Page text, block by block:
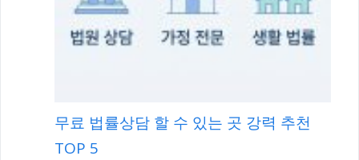
무료 법률상담 할 수 있는 곳 강력 추천
TOP 5